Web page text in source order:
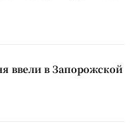
ввели в Запорожской